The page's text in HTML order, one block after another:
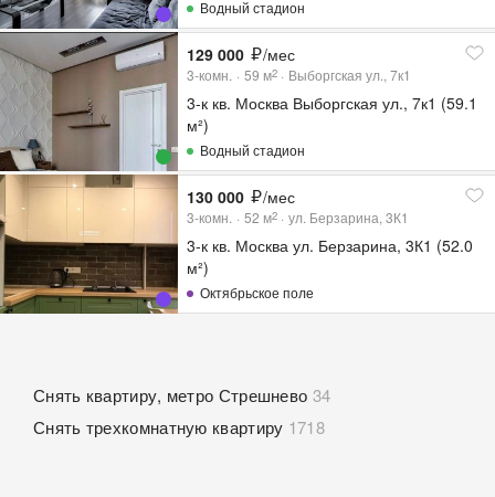
Водный стадион
129 000 /мес
3-комн. 59 м2 Выборгская ул., 7к1
3-к кв. Москва Выборгская ул., 7к1 (59.1
м²)
Водный стадион
130 000 /мес
3-комн. 52 м2 ул. Берзарина, 3К1
3-к кв. Москва ул. Берзарина, 3К1 (52.0
м²)
Октябрьское поле
Снять квартиру, метро Стрешнево 34
Снять трехкомнатную квартиру 1718